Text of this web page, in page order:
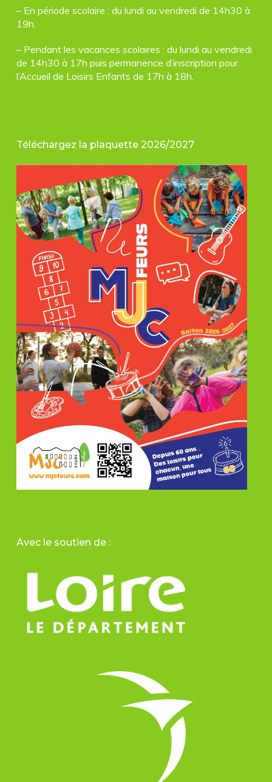
– En période scolaire : du lundi au vendredi de 14h30 à
19h.
– Pendant les vacances scolaires : du lundi au vendredi
de 14h30 à 17h puis permanence d’inscription pour
l’Accueil de Loisirs Enfants de 17h à 18h.
Téléchargez la plaquette 2026/2027
Avec le soutien de :